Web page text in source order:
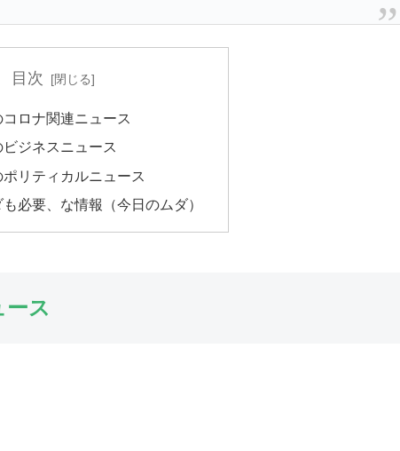
目次
ロナ関連ニュース
ジネスニュース
リティカルニュース
必要、な情報（今日のムダ）
ス